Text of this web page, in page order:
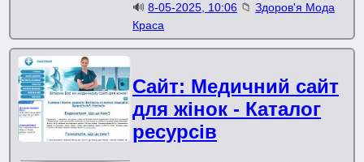
🔊8-05-2025, 10:06 📁Здоров'я Мода
Краса
Сайт: Медичний сайт
для жінок - Каталог
ресурсів